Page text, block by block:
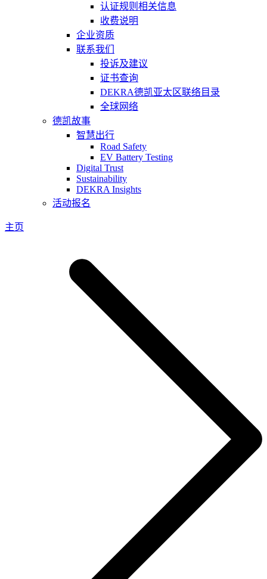
认证规则相关信息
收费说明
企业资质
联系我们
投诉及建议
证书查询
DEKRA德凯亚太区联络目录
全球网络
德凯故事
智慧出行
Road Safety
EV Battery Testing
Digital Trust
Sustainability
DEKRA Insights
活动报名
主页